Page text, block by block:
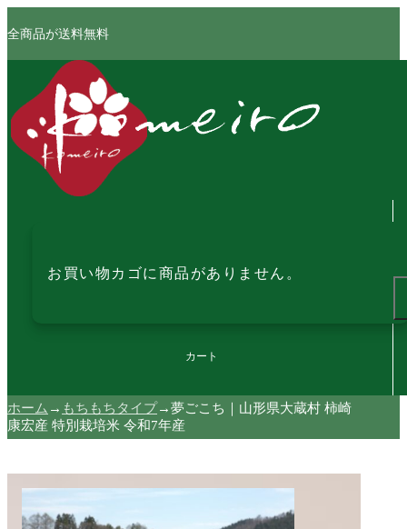
全商品が送料無料
お買い物カゴに商品がありません。
カート
ホーム → もちもちタイプ→夢ごこち｜山形県大蔵村 柿崎
康宏産 特別栽培米 令和7年産